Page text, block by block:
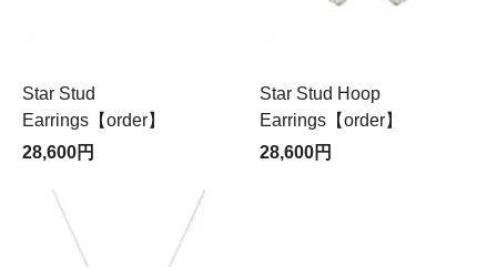
Star Stud
Earrings【order】
28,600円
Star Stud Hoop
Earrings【order】
28,600円